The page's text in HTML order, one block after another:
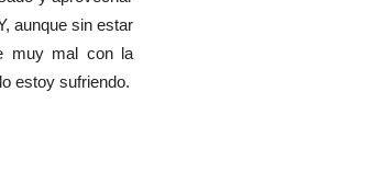
aunque sin estar
muy mal con la
estoy sufriendo.